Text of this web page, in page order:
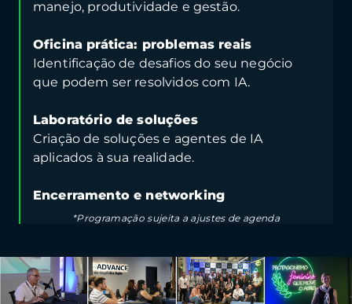
manejo, produtividade e gestão.
Oficina prática: problemas reais
Identificação de desafios do seu negócio
que podem ser resolvidos com IA.
Laboratório de soluções
Criação de soluções e agentes de IA
aplicados à sua realidade.
Encerramento e networking
*Programação sujeita a ajustes de agenda